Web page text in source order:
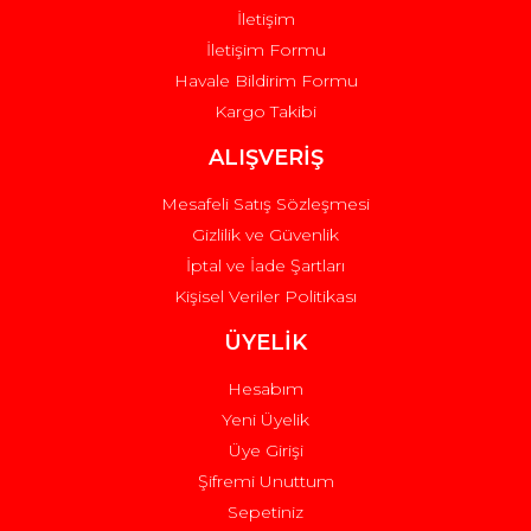
Gönder
İletişim
İletişim Formu
Havale Bildirim Formu
Kargo Takibi
ALIŞVERİŞ
Mesafeli Satış Sözleşmesi
Gizlilik ve Güvenlik
İptal ve İade Şartları
Kişisel Veriler Politikası
ÜYELİK
Hesabım
Yeni Üyelik
Üye Girişi
Şifremi Unuttum
Sepetiniz